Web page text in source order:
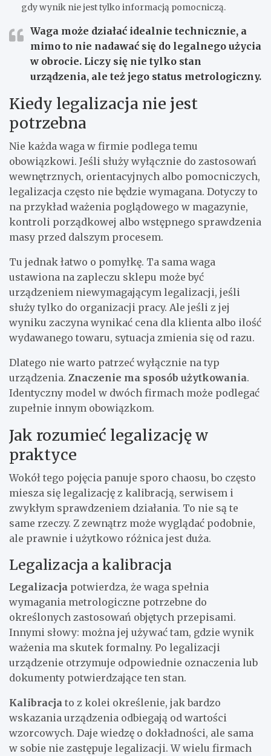
gdy wynik nie jest tylko informacją pomocniczą.
Waga może działać idealnie technicznie, a
mimo to nie nadawać się do legalnego użycia
w obrocie. Liczy się nie tylko stan
urządzenia, ale też jego status metrologiczny.
Kiedy legalizacja nie jest
potrzebna
Nie każda waga w firmie podlega temu
obowiązkowi. Jeśli służy wyłącznie do zastosowań
wewnętrznych, orientacyjnych albo pomocniczych,
legalizacja często nie będzie wymagana. Dotyczy to
na przykład ważenia poglądowego w magazynie,
kontroli porządkowej albo wstępnego sprawdzenia
masy przed dalszym procesem.
Tu jednak łatwo o pomyłkę. Ta sama waga
ustawiona na zapleczu sklepu może być
urządzeniem niewymagającym legalizacji, jeśli
służy tylko do organizacji pracy. Ale jeśli z jej
wyniku zaczyna wynikać cena dla klienta albo ilość
wydawanego towaru, sytuacja zmienia się od razu.
Dlatego nie warto patrzeć wyłącznie na typ
urządzenia. Znaczenie ma sposób użytkowania.
Identyczny model w dwóch firmach może podlegać
zupełnie innym obowiązkom.
Jak rozumieć legalizację w
praktyce
Wokół tego pojęcia panuje sporo chaosu, bo często
miesza się legalizację z kalibracją, serwisem i
zwykłym sprawdzeniem działania. To nie są te
same rzeczy. Z zewnątrz może wyglądać podobnie,
ale prawnie i użytkowo różnica jest duża.
Legalizacja a kalibracja
Legalizacja potwierdza, że waga spełnia
wymagania metrologiczne potrzebne do
określonych zastosowań objętych przepisami.
Innymi słowy: można jej używać tam, gdzie wynik
ważenia ma skutek formalny. Po legalizacji
urządzenie otrzymuje odpowiednie oznaczenia lub
dokumenty potwierdzające ten stan.
Kalibracja to z kolei określenie, jak bardzo
wskazania urządzenia odbiegają od wartości
wzorcowych. Daje wiedzę o dokładności, ale sama
w sobie nie zastępuje legalizacji. W wielu firmach